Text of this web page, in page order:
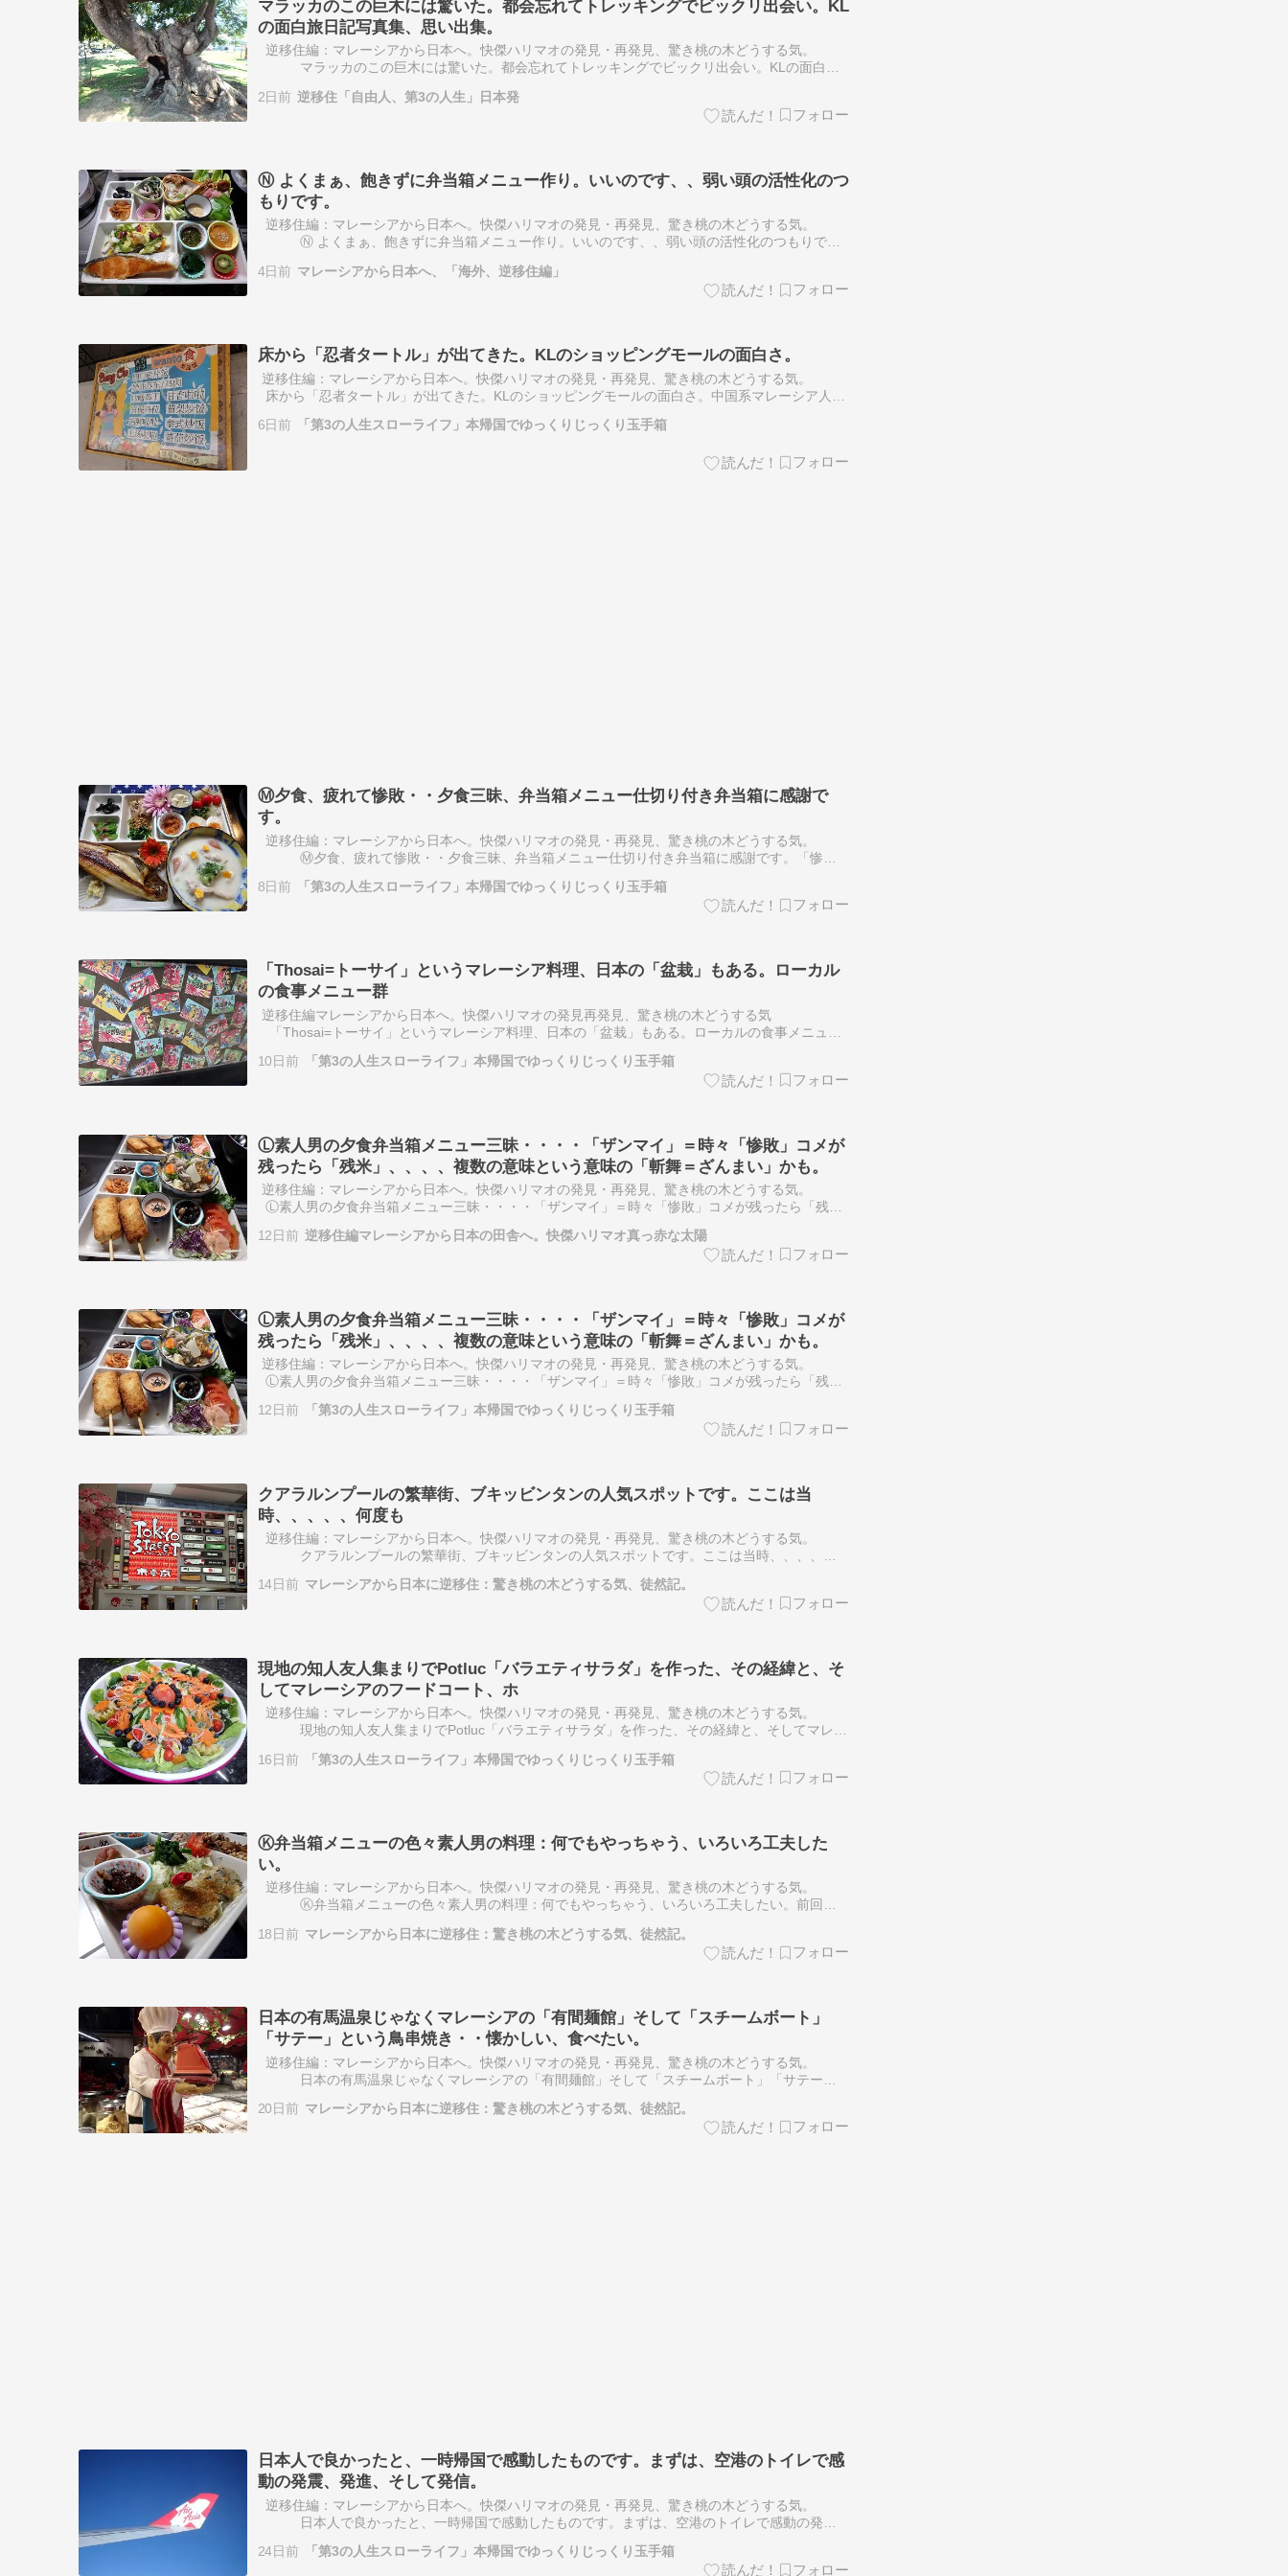
マラッカのこの巨木には驚いた。都会忘れてトレッキングでビックリ出会い。KL
の面白旅日記写真集、思い出集。
逆移住編：マレーシアから日本へ。快傑ハリマオの発見・再発見、驚き桃の木どうする気。
マラッカのこの巨木には驚いた。都会忘れてトレッキングでビックリ出会い。KLの面白旅
の…
2日前 逆移住「自由人、第3の人生」日本発
Ⓝ よくまぁ、飽きずに弁当箱メニュー作り。いいのです、、弱い頭の活性化のつ
もりです。
逆移住編：マレーシアから日本へ。快傑ハリマオの発見・再発見、驚き桃の木どうする気。
Ⓝ よくまぁ、飽きずに弁当箱メニュー作り。いいのです、、弱い頭の活性化のつもりで
す・・…
4日前 マレーシアから日本へ、「海外、逆移住編」
床から「忍者タートル」が出てきた。KLのショッピングモールの面白さ。
逆移住編：マレーシアから日本へ。快傑ハリマオの発見・再発見、驚き桃の木どうする気。
床から「忍者タートル」が出てきた。KLのショッピングモールの面白さ。中国系マレーシア人が
6日前 「第3の人生スローライフ」本帰国でゆっくりじっくり玉手箱
Ⓜ夕食、疲れて惨敗・・夕食三昧、弁当箱メニュー仕切り付き弁当箱に感謝で
す。
逆移住編：マレーシアから日本へ。快傑ハリマオの発見・再発見、驚き桃の木どうする気。
Ⓜ夕食、疲れて惨敗・・夕食三昧、弁当箱メニュー仕切り付き弁当箱に感謝です。「惨
なっ…
8日前 「第3の人生スローライフ」本帰国でゆっくりじっくり玉手箱
「Thosai=トーサイ」というマレーシア料理、日本の「盆栽」もある。ローカル
の食事メニュー群
逆移住編マレーシアから日本へ。快傑ハリマオの発見再発見、驚き桃の木どうする気
「Thosai=トーサイ」というマレーシア料理、日本の「盆栽」もある。ローカルの食事メニュー
10日前 「第3の人生スローライフ」本帰国でゆっくりじっくり玉手箱
Ⓛ素人男の夕食弁当箱メニュー三昧・・・・「ザンマイ」＝時々「惨敗」コメが
残ったら「残米」、、、、複数の意味という意味の「斬舞＝ざんまい」かも。
逆移住編：マレーシアから日本へ。快傑ハリマオの発見・再発見、驚き桃の木どうする気。
Ⓛ素人男の夕食弁当箱メニュー三昧・・・・「ザンマイ」＝時々「惨敗」コメが残ったら「残
ニ…
12日前 逆移住編マレーシアから日本の田舎へ。快傑ハリマオ真っ赤な太陽
Ⓛ素人男の夕食弁当箱メニュー三昧・・・・「ザンマイ」＝時々「惨敗」コメが
残ったら「残米」、、、、複数の意味という意味の「斬舞＝ざんまい」かも。
逆移住編：マレーシアから日本へ。快傑ハリマオの発見・再発見、驚き桃の木どうする気。
Ⓛ素人男の夕食弁当箱メニュー三昧・・・・「ザンマイ」＝時々「惨敗」コメが残ったら「残
ニ…
12日前 「第3の人生スローライフ」本帰国でゆっくりじっくり玉手箱
クアラルンプールの繁華街、ブキッビンタンの人気スポットです。ここは当
時、、、、、何度も
逆移住編：マレーシアから日本へ。快傑ハリマオの発見・再発見、驚き桃の木どうする気。
クアラルンプールの繁華街、ブキッビンタンの人気スポットです。ここは当時、、、、、
番…
14日前 マレーシアから日本に逆移住：驚き桃の木どうする気、徒然記。
現地の知人友人集まりでPotluc「バラエティサラダ」を作った、その経緯と、そ
してマレーシアのフードコート、ホ
逆移住編：マレーシアから日本へ。快傑ハリマオの発見・再発見、驚き桃の木どうする気。
現地の知人友人集まりでPotluc「バラエティサラダ」を作った、その経緯と、そしてマレー
16日前 「第3の人生スローライフ」本帰国でゆっくりじっくり玉手箱
Ⓚ弁当箱メニューの色々素人男の料理：何でもやっちゃう、いろいろ工夫した
い。
逆移住編：マレーシアから日本へ。快傑ハリマオの発見・再発見、驚き桃の木どうする気。
Ⓚ弁当箱メニューの色々素人男の料理：何でもやっちゃう、いろいろ工夫したい。前回書
チ…
18日前 マレーシアから日本に逆移住：驚き桃の木どうする気、徒然記。
日本の有馬温泉じゃなくマレーシアの「有間麺館」そして「スチームボート」
「サテー」という鳥串焼き・・懐かしい、食べたい。
逆移住編：マレーシアから日本へ。快傑ハリマオの発見・再発見、驚き桃の木どうする気。
日本の有馬温泉じゃなくマレーシアの「有間麺館」そして「スチームボート」「サテー」
コ…
20日前 マレーシアから日本に逆移住：驚き桃の木どうする気、徒然記。
日本人で良かったと、一時帰国で感動したものです。まずは、空港のトイレで感
動の発震、発進、そして発信。
逆移住編：マレーシアから日本へ。快傑ハリマオの発見・再発見、驚き桃の木どうする気。
日本人で良かったと、一時帰国で感動したものです。まずは、空港のトイレで感動の発
に、発…
24日前 「第3の人生スローライフ」本帰国でゆっくりじっくり玉手箱